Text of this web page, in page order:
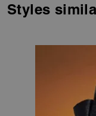
Styles